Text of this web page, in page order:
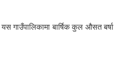
गाउँपालिकामा बार्षिक कुल औसत बर्षा